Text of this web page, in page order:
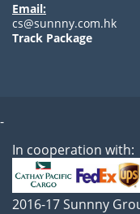
Email:
cs@sunnny.com.hk
Track Package
-
In cooperation with:
2016-17 Sunnny